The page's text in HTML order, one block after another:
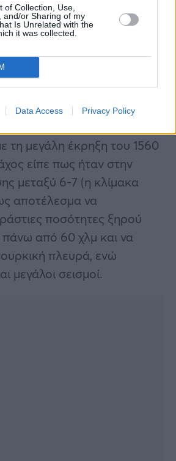
of Collection, Use,
and/or Sharing of my
Is Unrelated with the
it was collected.
Data Access Privacy Policy
τη μεγάλη έκρηξη του 1560
είπε πως ήταν στην
μεταξύ 6-7 (η κλίμακα
αποτέλεσμα να
ποσότητες ξηρού
από 60 χλμ και να
πλευρά, ενώ
μεγάλοι σεισμοί.